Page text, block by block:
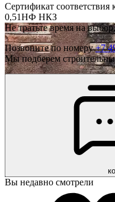
Сертификат
0,51НФ НКЗ
Не тратьте время на
Позвоните по номеру+7
Мы подберем
Вы недавно смотрели